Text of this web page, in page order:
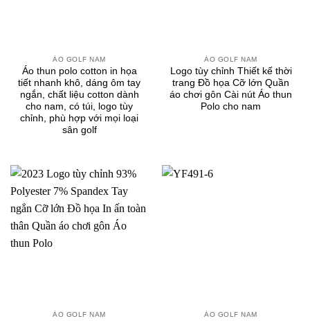
ÁO GOLF NAM
Áo thun polo cotton in họa
tiết nhanh khô, dáng ôm tay
ngắn, chất liệu cotton dành
cho nam, có túi, logo tùy
chỉnh, phù hợp với mọi loại
sân golf
ÁO GOLF NAM
Logo tùy chỉnh Thiết kế thời
trang Đồ họa Cỡ lớn Quần
áo chơi gôn Cài nút Áo thun
Polo cho nam
ÁO GOLF NAM ÁO GOLF NAM